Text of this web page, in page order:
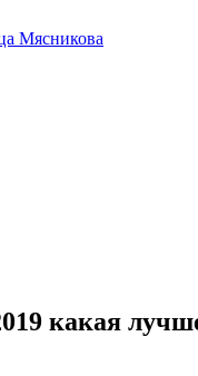
Мясникова
какая